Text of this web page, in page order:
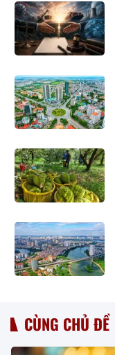
CÙNG CHỦ ĐỀ